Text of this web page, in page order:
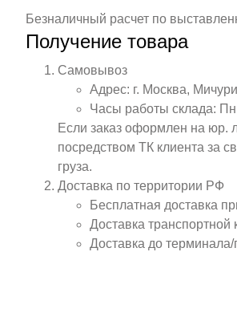
Безналичный расчет по
Получение товара
Самовывоз
Адрес: г. Москва,
Часы работы склада:
Если заказ оформлен на юр.
посредством ТК клиента за
груза.
Доставка по территории РФ
Бесплатная доставка
Доставка
Доставка до